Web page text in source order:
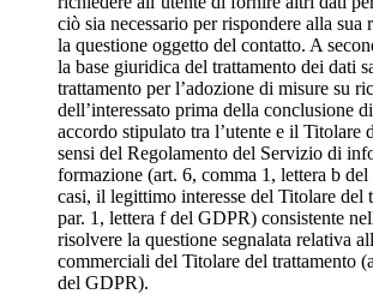
ciò sia necessario per rispondere alla sua
la questione oggetto del contatto. A
la base giuridica del trattamento dei dati
trattamento per l’adozione di misure su
dell’interessato prima della conclusione
accordo stipulato tra l’utente e il Titolare
sensi del Regolamento del Servizio di
formazione (art. 6, comma 1, lettera b
casi, il legittimo interesse del Titolare del
par. 1, lettera f del GDPR) consistente
risolvere la questione segnalata relativa
commerciali del Titolare del trattamento
del GDPR).